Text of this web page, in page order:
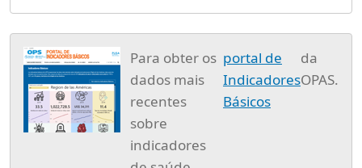
Para obter os
dados mais
recentes
sobre
indicadores
portal de
Indicadores
Básicos
da
OPAS.